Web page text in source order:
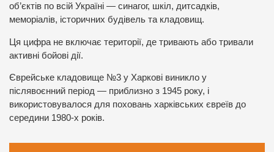
об’єктів по всій Україні — синагог, шкіл, дитсадків,
меморіалів, історичних будівель та кладовищ.
Ця цифра не включає території, де тривають або тривали
активні бойові дії.
Єврейське кладовище №3 у Харкові виникло у
післявоєнний період — приблизно з 1945 року, і
використовувалося для поховань харківських євреїв до
середини 1980‑х років.